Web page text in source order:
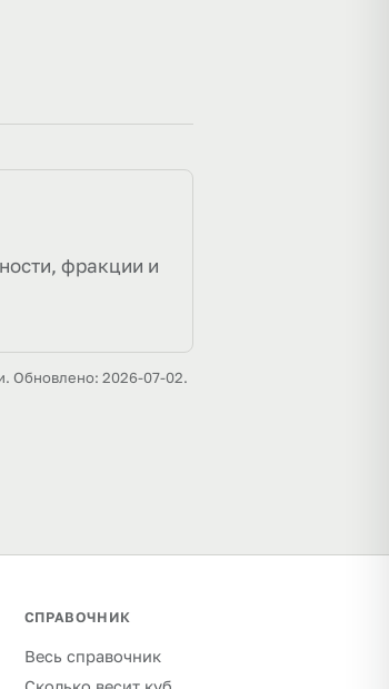
фракции и
Обновлено: 2026-07-02.
СПРАВОЧНИК
Весь справочник